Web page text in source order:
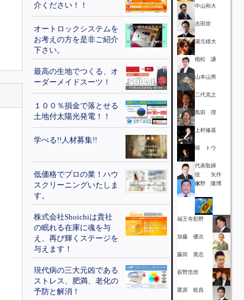
介ください！！
オートロックシステムを
お考えの方を是非ご紹介
下さい。
最高の生地でつくる、オ
ーダーメイドスーツ！
１００％損金で落とせる
土地付太陽光発電！！
学べる!!人材募集!!
低価格でプロの業！ハウ
スクリーニングいたしま
す。
株式会社Shoichiは貴社
の眠れる在庫に魂を与
え、再び輝くステージを
与えます！
現代病の三大元凶である
ストレス、肥満、老化の
予防と解消！
中山和大
吉田崇
湯元雄大
植松 謙
山本山男
二代克之
島田 理
上村修基
韓 トウ
代表取締
役 矢作
保
水野 隆博
福王寺彩野
加藤 優次
藤田 貴志
萩野浩崇
栗原 稔昌